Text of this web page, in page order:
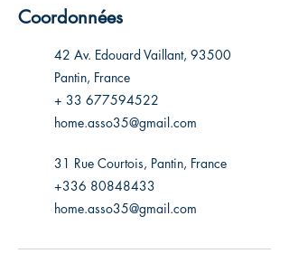
Coordonnées
42 Av. Edouard Vaillant, 93500
Pantin, France
+ 33 677594522
home.asso35@gmail.com
31 Rue Courtois, Pantin, France
+336 80848433
home.asso35@gmail.com